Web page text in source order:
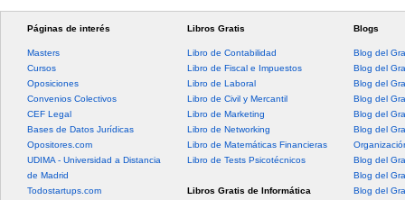
Páginas de interés
Masters
Cursos
Oposiciones
Convenios Colectivos
CEF Legal
Bases de Datos Jurídicas
Opositores.com
UDIMA - Universidad a Distancia
de Madrid
Todostartups.com
Libros Gratis
Libro de Contabilidad
Libro de Fiscal e Impuestos
Libro de Laboral
Libro de Civil y Mercantil
Libro de Marketing
Libro de Networking
Libro de Matemáticas Financieras
Libro de Tests Psicotécnicos
Libros Gratis de Informática
Blogs
Blog del
Blog del
Blog del
Blog del
Blog del
Blog del
Blog del
Blog del
Blog del